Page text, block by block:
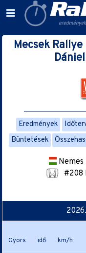
Mecsek
Eredmények
Büntetések
Nemes
#208
Gyors idő km/h